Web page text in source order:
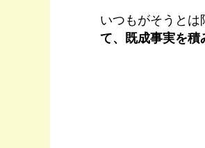
いつもがそうと
て、既成事実を積